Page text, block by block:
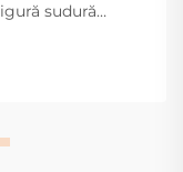
sudură